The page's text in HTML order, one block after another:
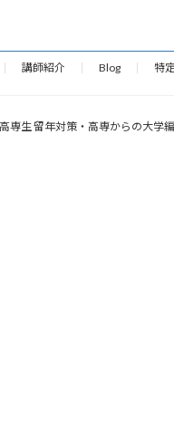
講師紹介 Blog 特
専生 留年対策・高専からの大学